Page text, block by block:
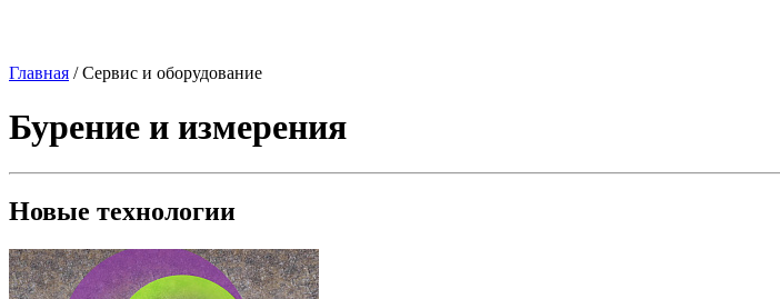
Главная /Сервис и оборудование
Бурение и измерения
Новые технологии